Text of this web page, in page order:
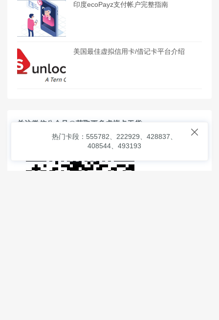
印度ecoPayz支付帐户完整指南
美国最佳虚拟信用卡/借记卡平台介绍
关注微信公众号@获取更多虚拟卡干货

热门卡段：555782、222929、428837、
408544、493193